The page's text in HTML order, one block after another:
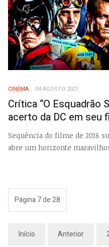
CINEMA 04 AGOSTO 2021
Crítica “O Esquadrão
acerto da DC em seu
Sequência do filme de 2016
abre um horizonte
Página 7 de 28
Início Anterior